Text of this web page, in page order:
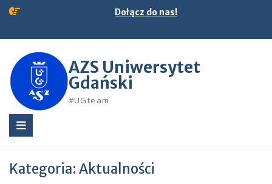
Skip
Dołącz do nas!
AZS Uniwersytet
Gdański
#UGteam
Kategoria: Aktualności